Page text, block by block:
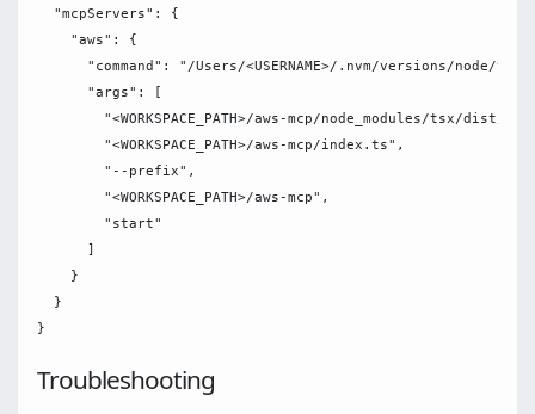
  "mcpServers": {
    "aws": {
"command": "/Users/<USERNAME>/.nvm/versions/node/
      "args": [
"<WORKSPACE_PATH>/aws-mcp/node_modules/tsx/dist/
        "<WORKSPACE_PATH>/aws-mcp/index.ts",
        "--prefix",
        "<WORKSPACE_PATH>/aws-mcp",
        "start"
      ]
    }
  }
Troubleshooting